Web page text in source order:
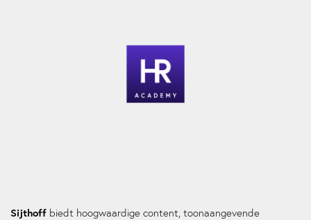
Sijthoff biedt hoogwaardige content, toonaangevende